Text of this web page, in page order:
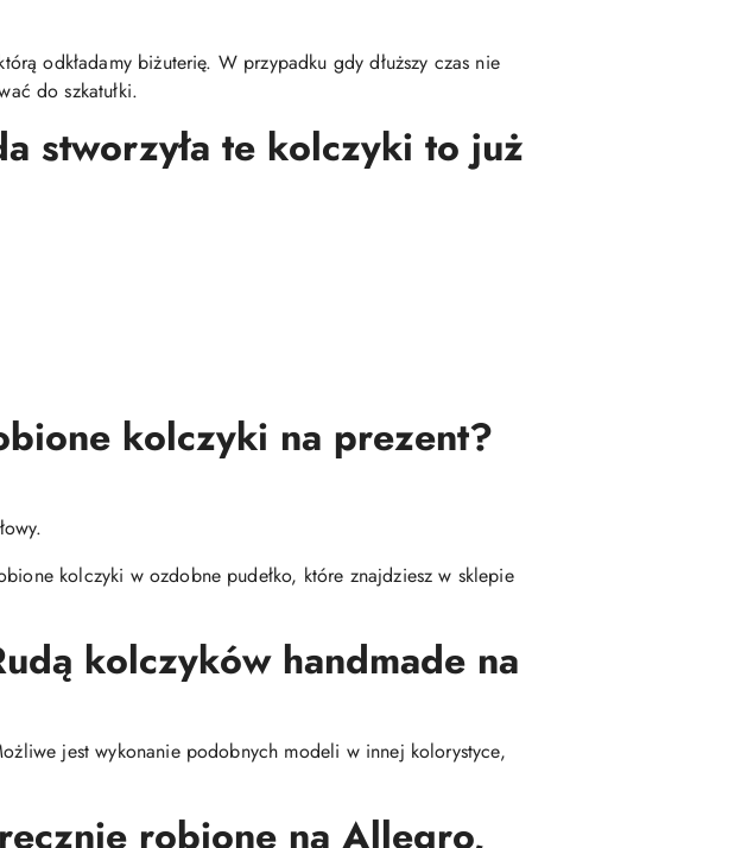
odkładamy biżuterię. W przypadku gdy dłuższy czas nie
do szkatułki.
stworzyła te kolczyki to już
kolczyki na prezent?
kolczyki w ozdobne pudełko, które znajdziesz w sklepie
kolczyków handmade na
jest wykonanie podobnych modeli w innej kolorystyce,
robione na Allegro,